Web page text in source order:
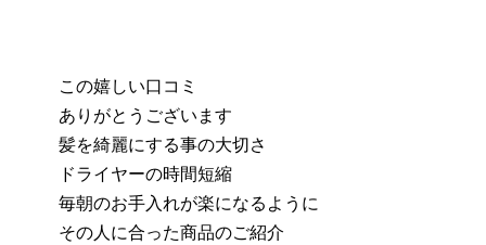
この嬉しい口コミ
ありがとうございます
髪を綺麗にする事の大切さ
ドライヤーの時間短縮
毎朝のお手入れが楽になるように
その人に合った商品のご紹介